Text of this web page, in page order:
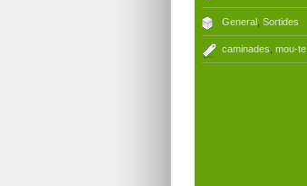
General, Sortides
caminades mou-te